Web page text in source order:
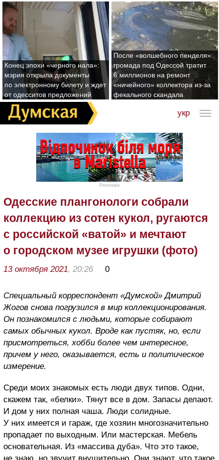
Конец эпохи «черного нала»:
мэрия открыла документы
по электронному билету и ждет
от одесситов предложений
После «волшебного пенделя»:
громада под Одессой тратит
6 миллионов на ремонт
«ничейного» коллектора из-за
фекального скандала
укр
Реклама
Одесские плангонологи собрали
коллекцию из сотен кукол, ругаются
с российской «ватой» и мечтают
о городском музее игрушки (фото)
13 октября 2021, 20:26 0
Специальный корреспондент «Думской» Дмитрий
Жогов снова погрузился в мир коллекционирования.
Он познакомился с людьми, которые собирают
самых обычных кукол. Вроде как пустяк, но, если
присмотреться, хобби более чем интересное,
причем у него, оказывается, есть и политическое
измерение.
Среди моих знакомых есть люди двух типов. Одни,
скажем так, «белки». Тянут все в дом. Запасы делают.
И дом у них полная чаша. Люди солидные.
У них имеется и гараж, где хозяин многозначительно
пропадает по выходным. Или мастерская. Мебель
основательная. Из «массива дуба». Что это такое,
не знаю, но звучит внушительно. Они знают, что такое